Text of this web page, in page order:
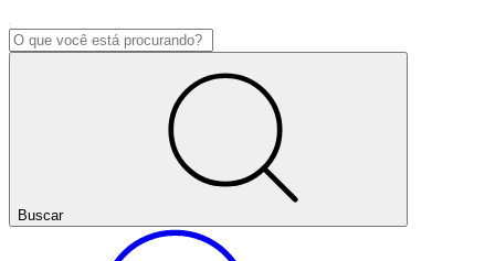
Buscar